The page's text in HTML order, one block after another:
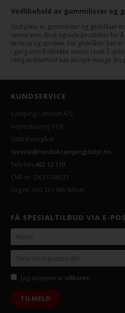
Vedlikehold av gummilister og
God pleie av gummilister og glidelåser
varme inne. Bruk egnede produkter for
tørke ut og sprekke. For glidelåser kan
i gang uten å tiltrekke smuss. Husk å
riktig vedlikehold kan du nyte mange
KUNDSERVICE
Camping Comfort A/S
Hejreskovvej 11-B
3490 Kvistgård
service@nordiskcampingutstyr.no
Telefon482 12 119
CVR-nr. DK31744237
Org.nr. 920 121 985 (MVA)
FÅ SPESIALTILBUD VIA E-
Jag accepterarvillkoren